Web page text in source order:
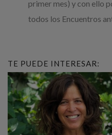
primer mes) y con ello
todos los Encuentros
TE PUEDE INTERESAR: